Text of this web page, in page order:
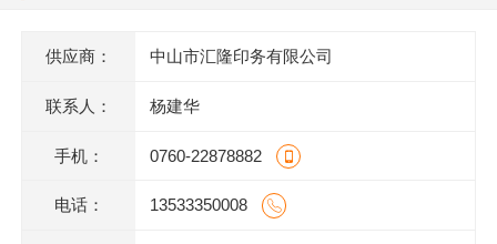
供应商： 中山市汇隆印务有限公司
联系人： 杨建华
手机： 0760-22878882
电话： 13533350008